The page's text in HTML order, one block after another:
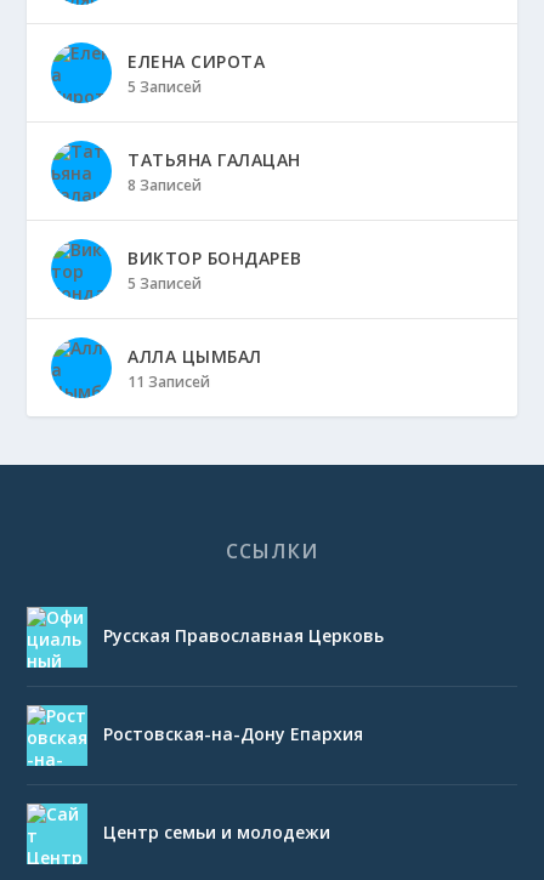
ЕЛЕНА СИРОТА
5 Записей
ТАТЬЯНА ГАЛАЦАН
8 Записей
ВИКТОР БОНДАРЕВ
5 Записей
АЛЛА ЦЫМБАЛ
11 Записей
ССЫЛКИ
Русская Православная Церковь
Ростовская-на-Дону Епархия
Центр семьи и молодежи